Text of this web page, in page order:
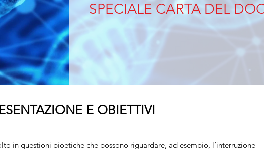
SPECIALE CARTA DEL
E OBIETTIVI
in questioni bioetiche che possono riguardare, ad esempio, l’interruzione